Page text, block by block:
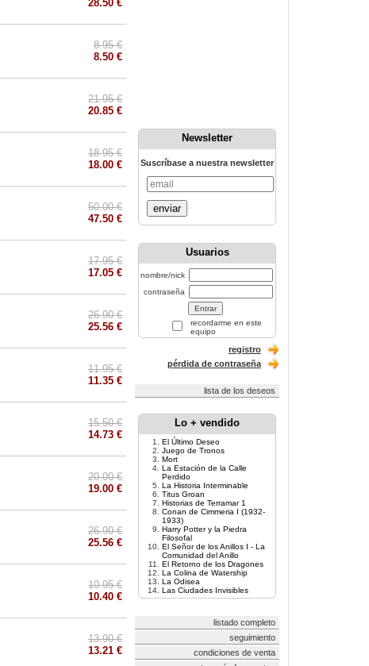
28.50 €
8.95 €
8.50 €
21.95 €
20.85 €
18.95 €
18.00 €
50.00 €
47.50 €
17.95 €
17.05 €
26.90 €
25.56 €
11.95 €
11.35 €
15.50 €
14.73 €
20.00 €
19.00 €
26.90 €
25.56 €
10.95 €
10.40 €
13.90 €
13.21 €
Newsletter
Suscríbase a nuestra newsletter
enviar
Usuarios
nombre/nick
contraseña
recordarme en este
equipo
registro
pérdida de contraseña
lista de los deseos
Lo + vendido
El Último Deseo
Juego de Tronos
Mort
La Estación de la Calle
Perdido
La Historia Interminable
Titus Groan
Historias de Terramar 1
Conan de Cimmeria I (1932-
1933)
Harry Potter y la Piedra
Filosofal
El Señor de los Anillos I - La
Comunidad del Anillo
El Retorno de los Dragones
La Colina de Watership
La Odisea
Las Ciudades Invisibles
listado completo
seguimiento
condiciones de venta